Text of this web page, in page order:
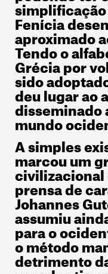
Fenícia
aproximado
Tendo o
Grécia por
sido
deu lugar ao
disseminado
mundo
A simples
marcou um
civilizacional
prensa de
Johannes
assumiu
para o
o método
detrimento